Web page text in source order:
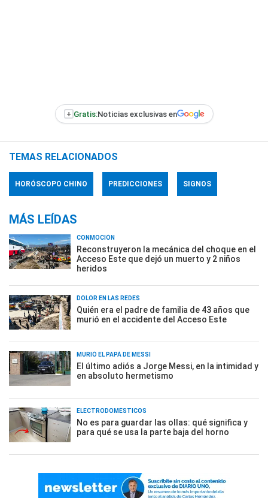
+ Gratis:Noticias exclusivas en
TEMAS RELACIONADOS
HORÓSCOPO CHINO PREDICCIONES SIGNOS
MÁS LEÍDAS
CONMOCIÓN
Reconstruyeron la mecánica del choque en el
Acceso Este que dejó un muerto y 2 niños
heridos
DOLOR EN LAS REDES
Quién era el padre de familia de 43 años que
murió en el accidente del Acceso Este
MURIÓ EL PAPÁ DE MESSI
El último adiós a Jorge Messi, en la intimidad y
en absoluto hermetismo
ELECTRODOMÉSTICOS
No es para guardar las ollas: qué significa y
para qué se usa la parte baja del horno